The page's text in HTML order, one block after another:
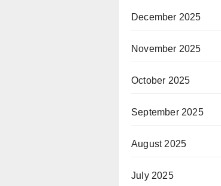
December 2025
November 2025
October 2025
September 2025
August 2025
July 2025